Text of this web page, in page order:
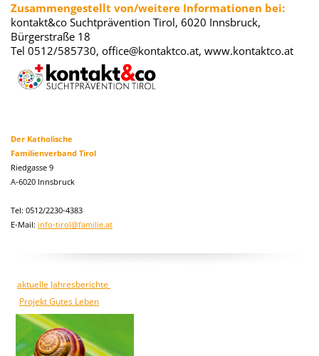
Zusammengestellt von/weitere Informationen bei:
kontakt&co Suchtprävention Tirol, 6020 Innsbruck,
Bürgerstraße 18
Tel 0512/585730, office@kontaktco.at, www.kontaktco.at
Der Katholische
Familienverband Tirol
Riedgasse 9
A-6020 Innsbruck
Tel: 0512/2230-4383
E-Mail: info-tirol@familie.at
aktuelle Jahresberichte
Projekt Gutes Leben